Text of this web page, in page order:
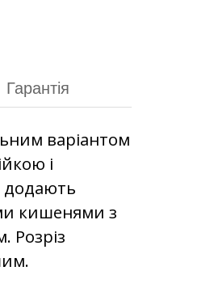
Гарантія
варіантом
і
додають
кишенями з
Розріз